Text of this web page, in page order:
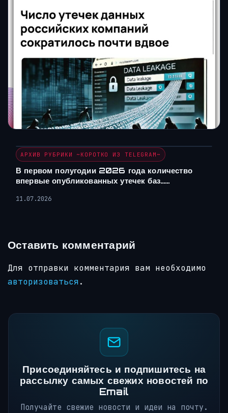
АРХИВ РУБРИКИ ~КОРОТКО ИЗ TELEGRAM~
В первом полугодии 2026 года количество
впервые опубликованных утечек баз……
11.07.2026
Оставить комментарий
Для отправки комментария вам необходимо
авторизоваться.
Присоединяйтесь и подпишитесь на
рассылку самых свежих новостей по
Email
Получайте свежие новости и идеи на почту.